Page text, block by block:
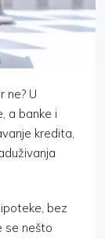
ne? U
a banke i
kredita,
bez
se nešto